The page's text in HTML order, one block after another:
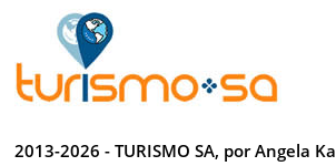
2013-2026 - TURISMO SA, por Angela